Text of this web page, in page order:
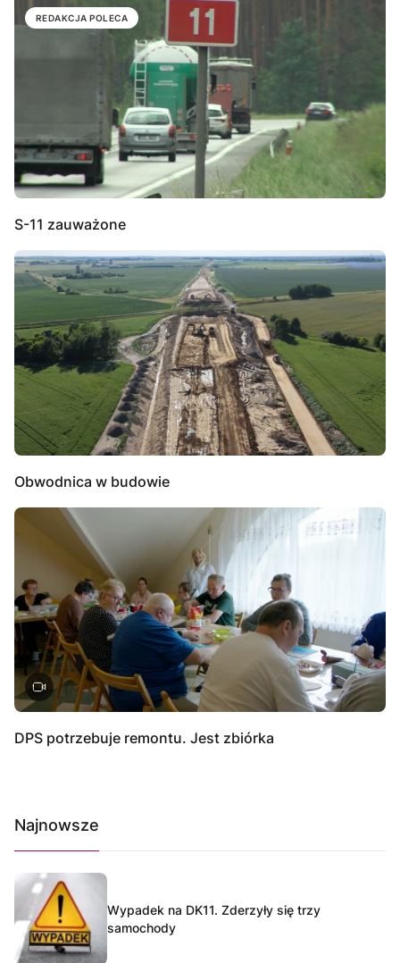
REDAKCJA POLECA
S-11 zauważone
Obwodnica w budowie
DPS potrzebuje remontu. Jest zbiórka
Najnowsze
Wypadek na DK11. Zderzyły się trzy
samochody